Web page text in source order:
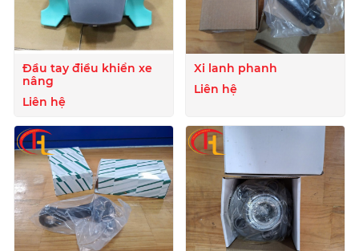
Đầu tay điều khiển xe
nâng
Liên hệ
Xi lanh phanh
Liên hệ